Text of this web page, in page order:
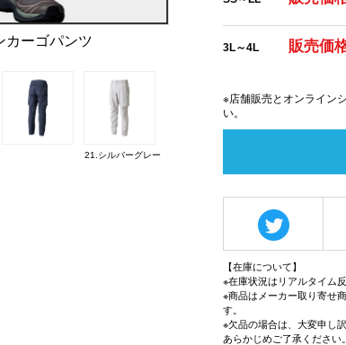
カーゴパンツ
21.シルバーグレー
3L～4L 販売価
※店舗販売とオンライン
い。
【在庫について】
※在庫状況はリアルタイム
※商品はメーカー取り寄せ
す。
※欠品の場合は、大変申し
あらかじめご了承ください。